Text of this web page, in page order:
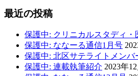
最近の投稿
保護中: クリニカルスタディ・
保護中: ななーる通信1月号
保護中: 北区サテライトメンバ
保護中: 連載執筆紹介 2023年